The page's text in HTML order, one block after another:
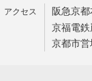
阪急京
京福電
京都市